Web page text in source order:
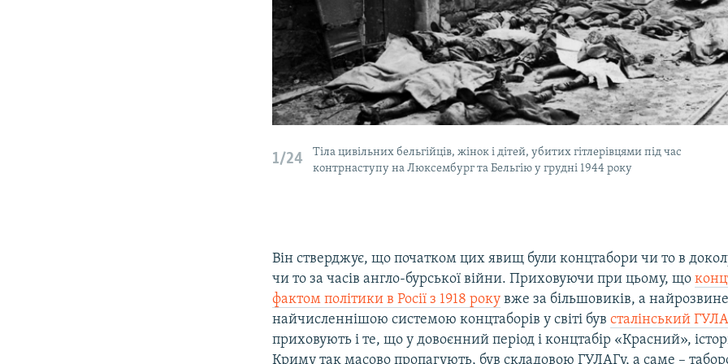
1/24
Тіла цивільних бельгійців, жінок і дітей, убитих гітлерівцями під час
контрнаступу на Люксембург та Бельгію у грудні 1944 року
Він стверджує, що початком цих явищ були концтабори чи то в
чи то за часів англо-бурської війни. Приховуючи при цьому, що
фактом політики в Росії з 1918 року вже за більшовиків, а
найчисленнішою системою концтаборів у світі бувсталінський
приховують і те, що у довоєнний період і концтабір «Красний»,
Криму так масово пропагують, був складовою ГУЛАГу, а саме –